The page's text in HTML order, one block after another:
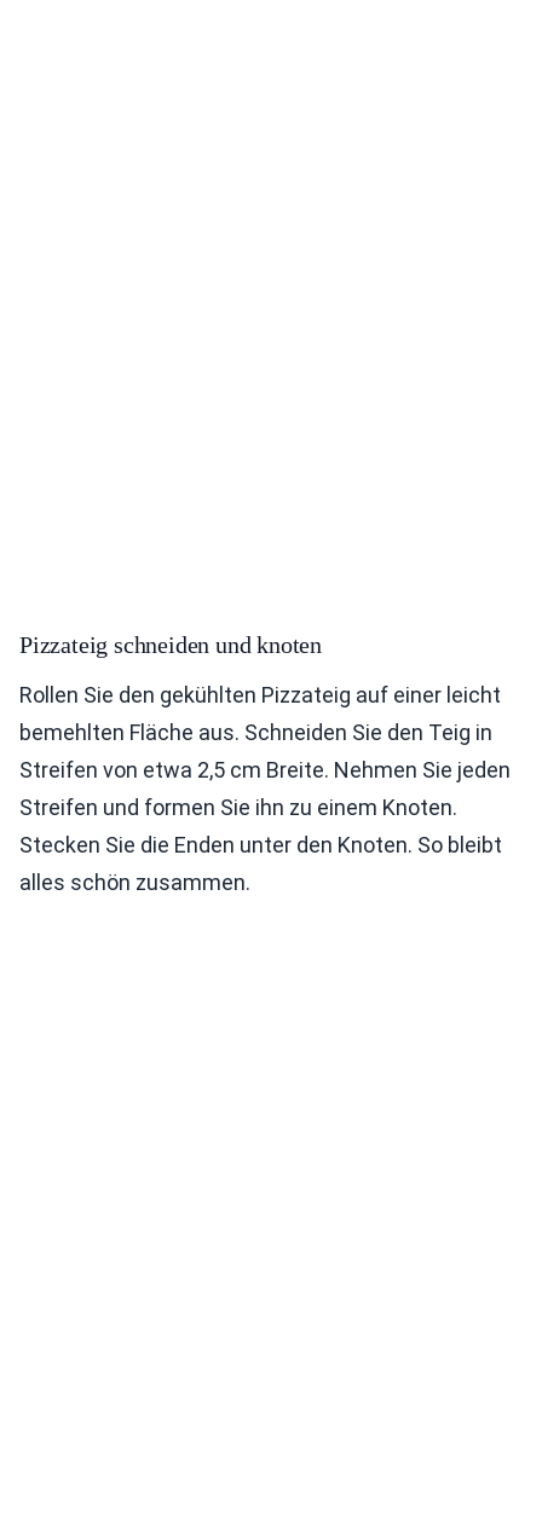
Pizzateig schneiden und knoten
Rollen Sie den gekühlten Pizzateig auf einer leicht
bemehlten Fläche aus. Schneiden Sie den Teig in
Streifen von etwa 2,5 cm Breite. Nehmen Sie jeden
Streifen und formen Sie ihn zu einem Knoten.
Stecken Sie die Enden unter den Knoten. So bleibt
alles schön zusammen.